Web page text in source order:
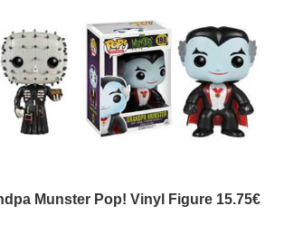
Munster Pop! Vinyl Figure 15.75€